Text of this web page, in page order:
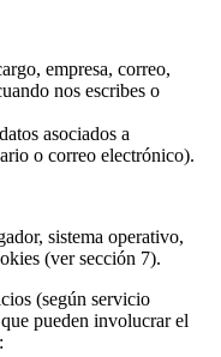
empresa, correo,
nos escribes o
asociados a
o correo electrónico).
sistema operativo,
(ver sección 7).
(según servicio
pueden involucrar el